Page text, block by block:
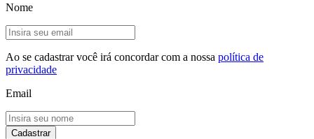
Nome
Ao se cadastrar você irá concordar com a nossa política de
privacidade
Email
Cadastrar